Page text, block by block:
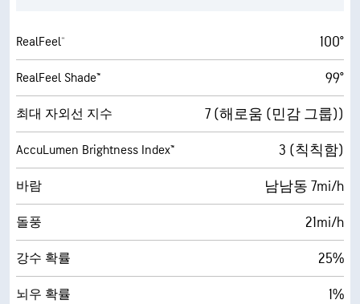
RealFeel® 100°
RealFeel Shade™ 99°
최대 자외선 지수 7 (해로움 (민감 그룹))
AccuLumen Brightness Index™ 3 (칙칙함)
바람 남남동 7mi/h
돌풍 21mi/h
강수 확률 25%
뇌우 확률 1%